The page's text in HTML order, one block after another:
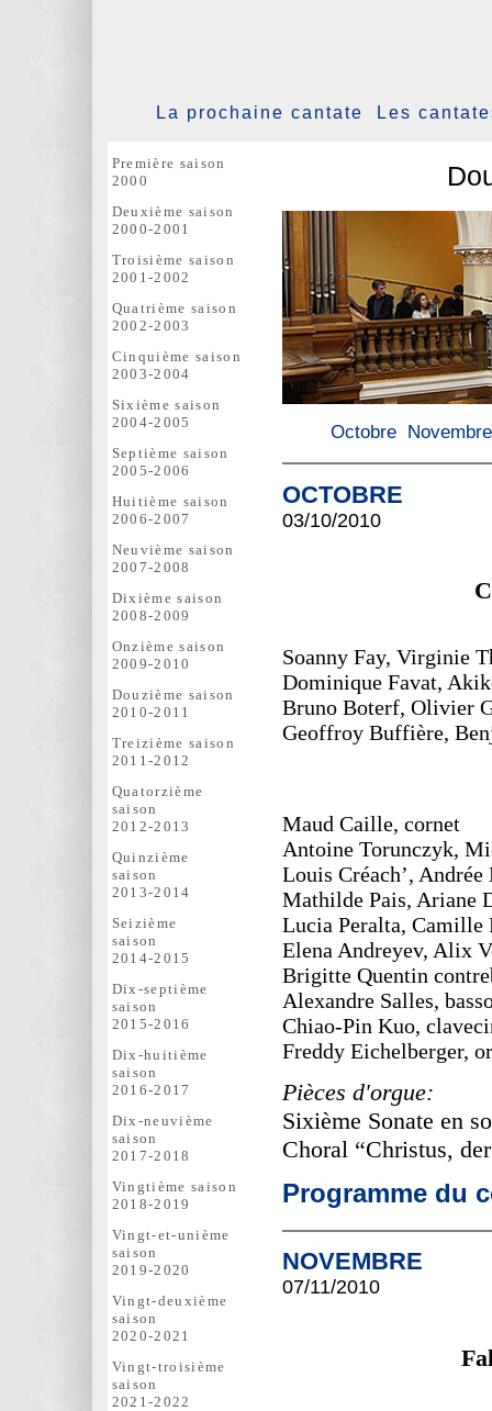
La prochaine cantate Les
Première saison
2000
Deuxième saison
2000-2001
Troisième saison
2001-2002
Quatrième saison
2002-2003
Cinquième saison
2003-2004
Sixième saison
2004-2005
Septième saison
2005-2006
Huitième saison
2006-2007
Neuvième saison
2007-2008
Dixième saison
2008-2009
Onzième saison
2009-2010
Douzième saison
2010-2011
Treizième saison
2011-2012
Quatorzième
saison
2012-2013
Quinzième
saison
2013-2014
Seizième
saison
2014-2015
Dix-septième
saison
2015-2016
Dix-huitième
saison
2016-2017
Dix-neuvième
saison
2017-2018
Vingtième saison
2018-2019
Vingt-et-unième
saison
2019-2020
Vingt-deuxième
saison
2020-2021
Vingt-troisième
saison
2021-2022
Octobre Novembre
OCTOBRE
03/10/2010
Soanny Fay, Virginie
Dominique Favat,
Bruno Boterf, Olivier
Geoffroy Buffière,
Maud Caille, cornet
Antoine Torunczyk,
Louis Créach’,
Mathilde Pais, Ariane
Lucia Peralta, Camille
Elena Andreyev, Alix
Brigitte Quentin
Alexandre Salles,
Chiao-Pin Kuo,
Freddy Eichelberger,
Pièces d'orgue:
Sixième Sonate en
Choral “Christus,
Programme du
NOVEMBRE
07/11/2010